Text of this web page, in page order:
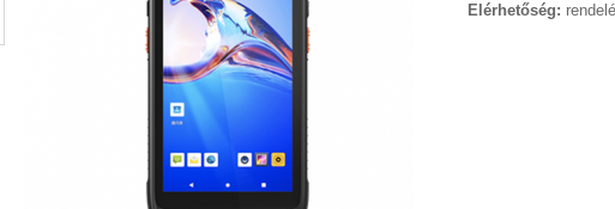
Elérhetőség: